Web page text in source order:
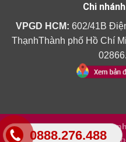
0888.276.488
Chi
VPGD HCM: 602/41B
ThạnhThành phố Hồ Chí
Copyright 2026 ©